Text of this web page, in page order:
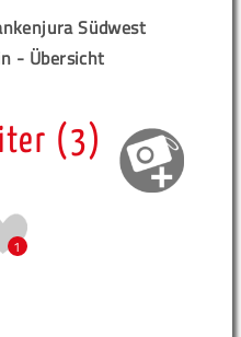
Südwest
- Übersicht
(3)
1